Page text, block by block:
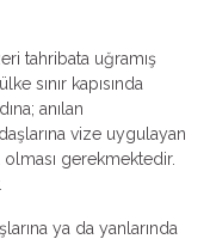
tahribata uğramış
sınır kapısında
anılan
vize uygulayan
gerekmektedir.
ya da yanlarında